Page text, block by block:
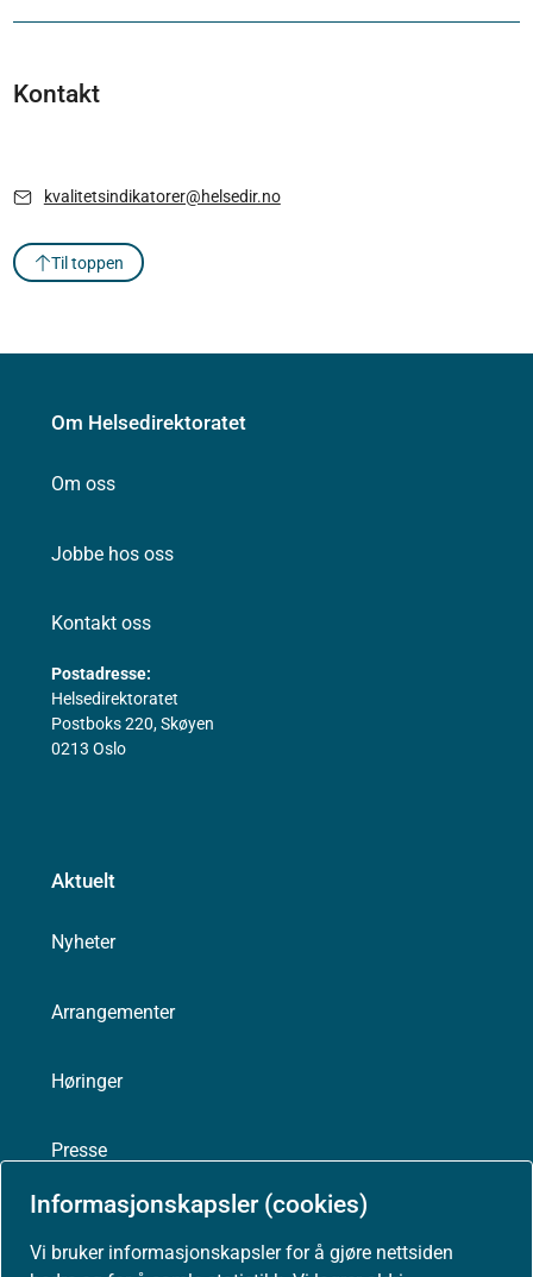
Informasjonskapsler (cookies)
Vi bruker informasjonskapsler for å gjøre nettsiden
Kontakt
kvalitetsindikatorer@helsedir.no
Til toppen
Om Helsedirektoratet
Om oss
Jobbe hos oss
Kontakt oss
Postadresse:
Helsedirektoratet
Postboks 220, Skøyen
0213 Oslo
Aktuelt
Nyheter
Arrangementer
Høringer
Presse